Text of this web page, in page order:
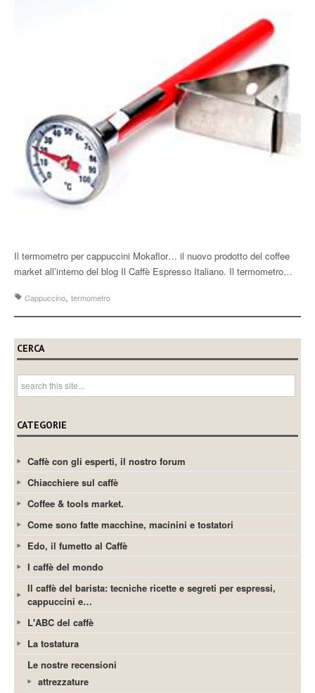
Il termometro per cappuccini Mokaflor… il nuovo prodotto del coffee
market all’interno del blog Il Caffè Espresso Italiano. Il termometro…
Cappuccino, termometro
CERCA
CATEGORIE
Caffè con gli esperti, il nostro forum
Chiacchiere sul caffè
Coffee & tools market.
Come sono fatte macchine, macinini e tostatori
Edo, il fumetto al Caffè
I caffè del mondo
Il caffè del barista: tecniche ricette e segreti per espressi,
cappuccini e…
L'ABC del caffè
La tostatura
Le nostre recensioni
attrezzature